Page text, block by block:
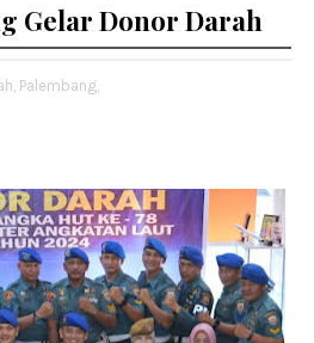
Gelar Donor Darah
Palembang,